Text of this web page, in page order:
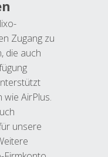
Zugang zu
die auch
AirPlus.
unsere